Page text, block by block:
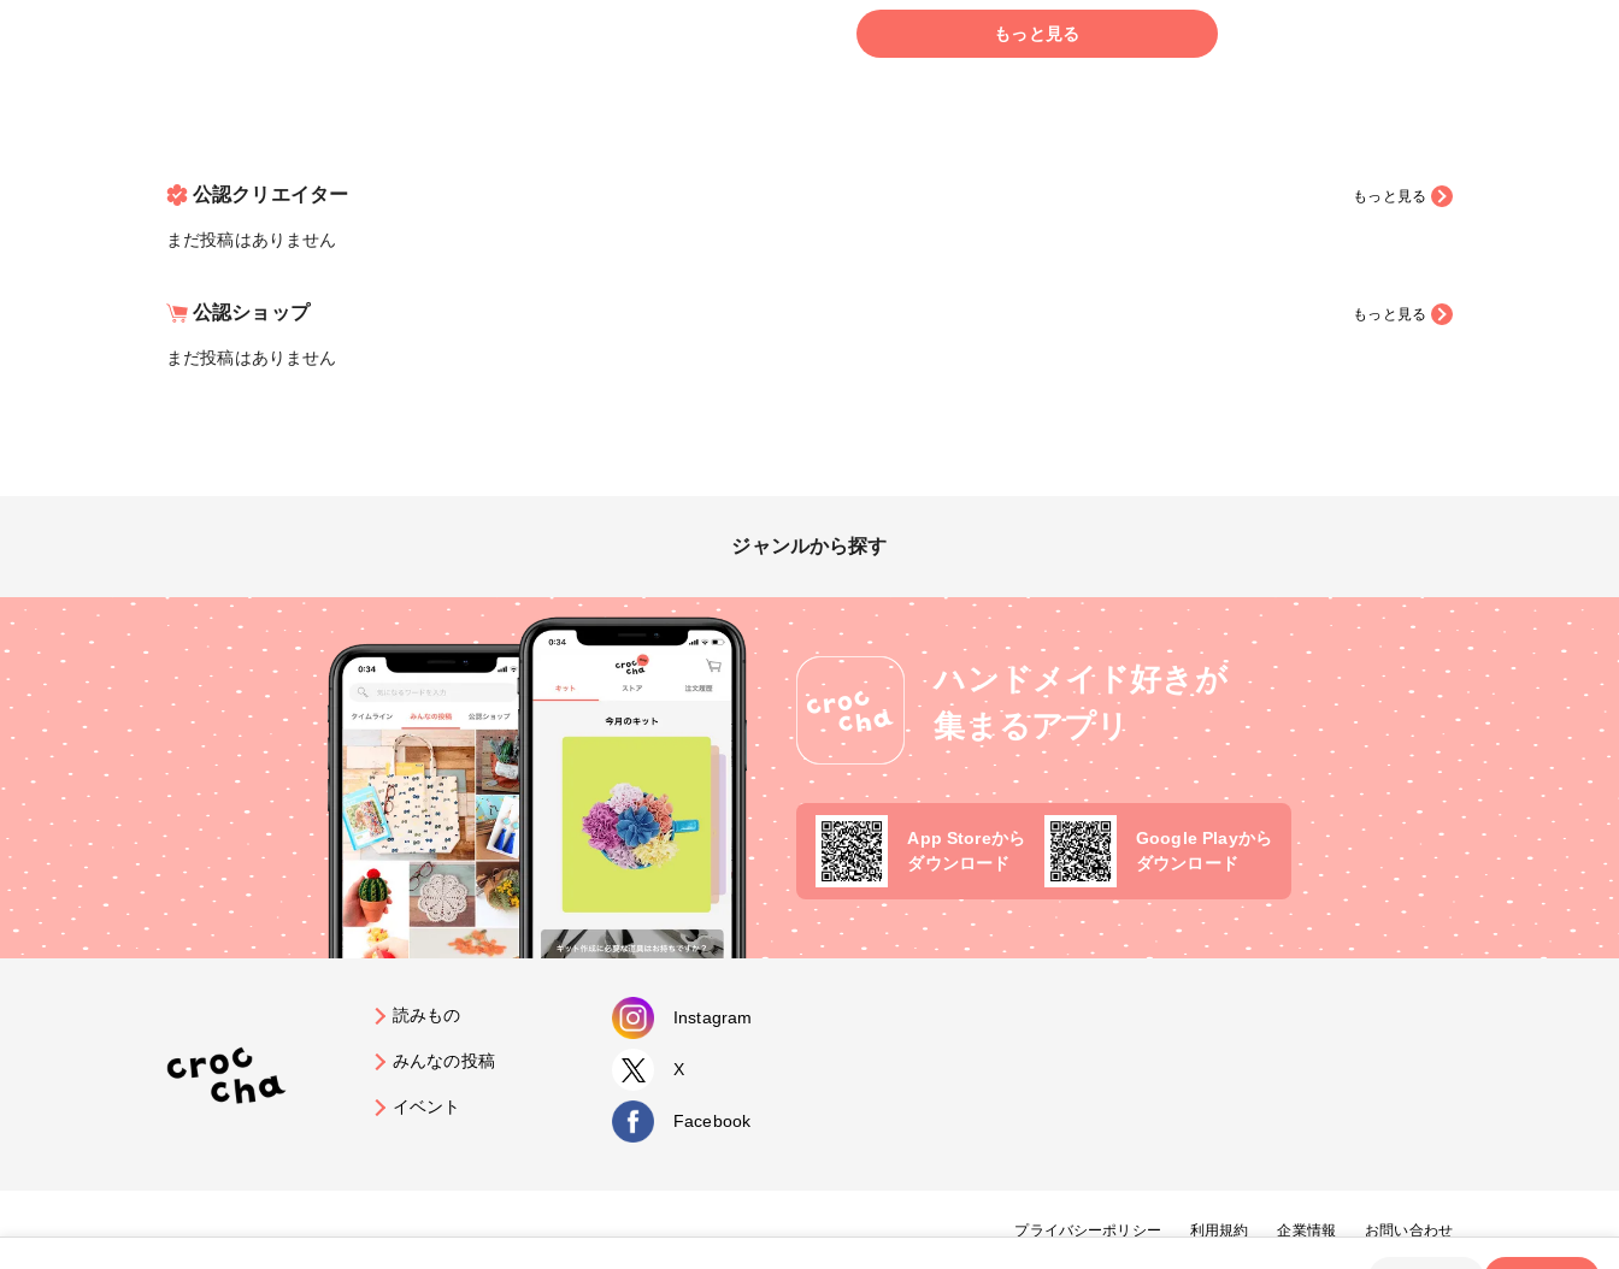
めての投稿 #ビーズステッチ
#ファンれぽ_partsclub
もっと見る
公認クリエイター もっと見る
まだ投稿はありません
公認ショップ もっと見る
まだ投稿はありません
ジャンルから探す
ハンドメイド好きが
集まるアプリ
App Storeから
ダウンロード
Google Playから
ダウンロード
読みもの
みんなの投稿
イベント
Instagram
X
Facebook
プライバシーポリシー 利用規約 企業情報 お問い合わせ